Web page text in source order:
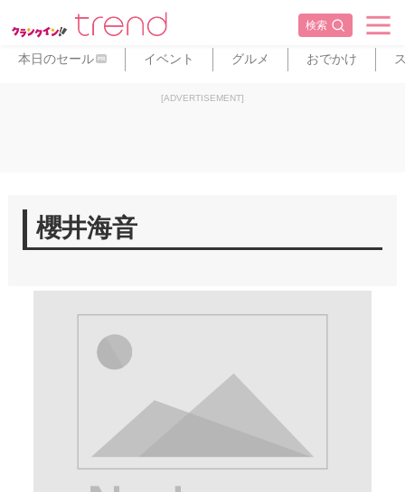
検索
本日のセール PR イベント グルメ おでかけ
[ADVERTISEMENT]
櫻井海音